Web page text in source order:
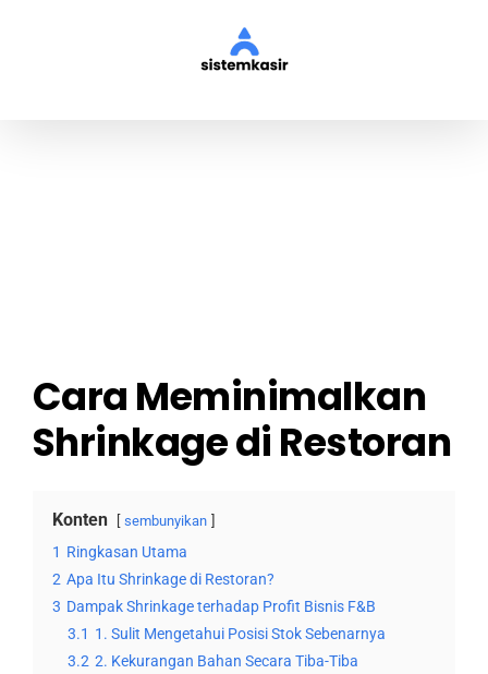
Cara Meminimalkan
Shrinkage di Restoran
Konten sembunyikan
1 Ringkasan Utama
2 Apa Itu Shrinkage di Restoran?
3 Dampak Shrinkage terhadap Profit Bisnis F&B
3.1 1. Sulit Mengetahui Posisi Stok Sebenarnya
3.2 2. Kekurangan Bahan Secara Tiba-Tiba